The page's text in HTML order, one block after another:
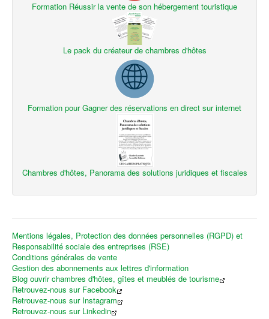
Formation Réussir la vente de son hébergement touristique
Le pack du créateur de chambres d'hôtes
Formation pour Gagner des réservations en direct sur internet
Chambres d'hôtes, Panorama des solutions juridiques et fiscales
Mentions légales, Protection des données personnelles (RGPD) et
Responsabilité sociale des entreprises (RSE)
Conditions générales de vente
Gestion des abonnements aux lettres d'information
Blog ouvrir chambres d'hôtes, gîtes et meublés de tourisme
Retrouvez-nous sur Facebook
Retrouvez-nous sur Instagram
Retrouvez-nous sur Linkedin